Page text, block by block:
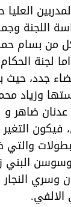
اللجنة
من بسام
لجنة
جدد، حيث
وزياد
ضاهر
التغير
وسوسن البني
النجار